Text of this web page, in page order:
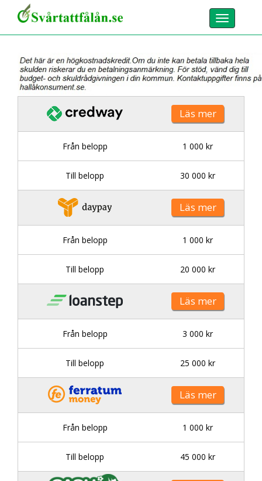
Toggle
navigation
Läs mer
Från belopp 1 000 kr
Till belopp 30 000 kr
Läs mer
Från belopp 1 000 kr
Till belopp 20 000 kr
Läs mer
Från belopp 3 000 kr
Till belopp 25 000 kr
Läs mer
Från belopp 1 000 kr
Till belopp 45 000 kr